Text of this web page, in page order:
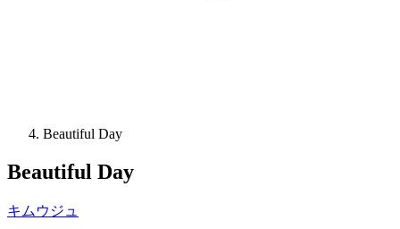
Beautiful Day
Beautiful Day
キムウジュ